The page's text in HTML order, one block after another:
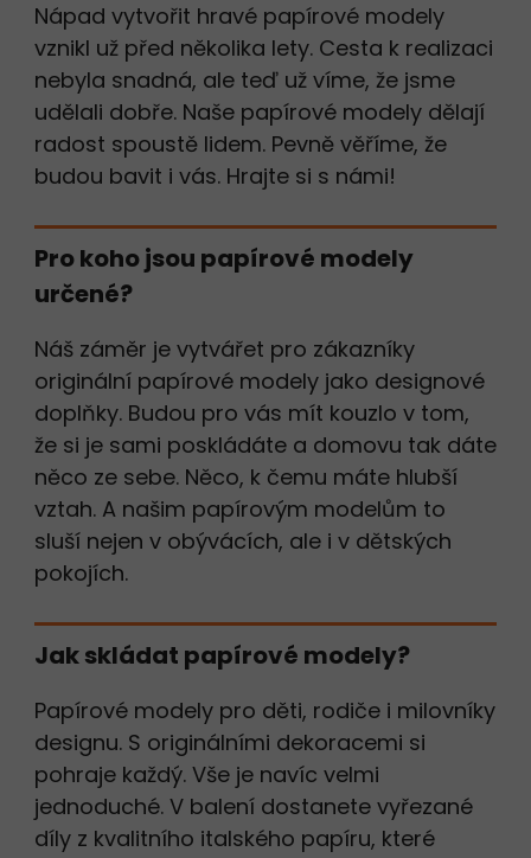
Nápad vytvořit hravé papírové modely
vznikl už před několika lety. Cesta k realizaci
nebyla snadná, ale teď už víme, že jsme
udělali dobře. Naše papírové modely dělají
radost spoustě lidem. Pevně věříme, že
budou bavit i vás. Hrajte si s námi!
Pro koho jsou papírové modely
určené?
Náš záměr je vytvářet pro zákazníky
originální papírové modely jako designové
doplňky. Budou pro vás mít kouzlo v tom,
že si je sami poskládáte a domovu tak dáte
něco ze sebe. Něco, k čemu máte hlubší
vztah. A našim papírovým modelům to
sluší nejen v obývácích, ale i v dětských
pokojích.
Jak skládat papírové modely?
Papírové modely pro děti, rodiče i milovníky
designu. S originálními dekoracemi si
pohraje každý. Vše je navíc velmi
jednoduché. V balení dostanete vyřezané
díly z kvalitního italského papíru, které